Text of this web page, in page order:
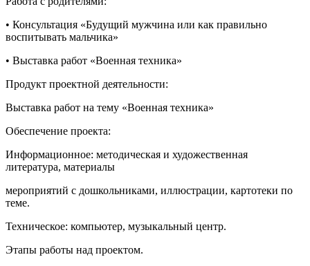
• Консультация «Будущий мужчина или как правильно
воспитывать мальчика»
• Выставка работ «Военная техника»
Продукт проектной деятельности:
Выставка работ на тему «Военная техника»
Обеспечение проекта:
Информационное: методическая и художественная
литература, материалы
мероприятий с дошкольниками, иллюстрации, картотеки по
теме.
Техническое: компьютер, музыкальный центр.
Этапы работы над проектом.